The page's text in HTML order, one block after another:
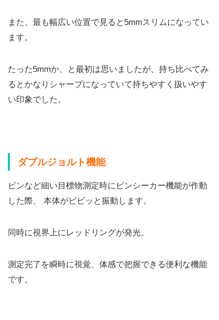
また、最も幅広い位置で見ると5mmスリムになってい
ます。
たった5mmか、と最初は思いましたが、持ち比べてみ
るとかなりシャープになっていて持ちやすく扱いやす
い印象でした。
ダブルジョルト機能
ピンなど細い目標物測定時にピンシーカー機能が作動
した際、 本体がビビッと振動します。
同時に視界上にレッドリングが発光。
測定完了を瞬時に視覚、体感で把握できる便利な機能
です。